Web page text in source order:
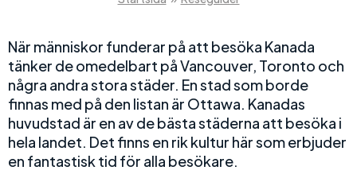
När människor funderar på att besöka Kanada
tänker de omedelbart på Vancouver, Toronto och
några andra stora städer. En stad som borde
finnas med på den listan är Ottawa. Kanadas
huvudstad är en av de bästa städerna att besöka i
hela landet. Det finns en rik kultur här som erbjuder
en fantastisk tid för alla besökare.